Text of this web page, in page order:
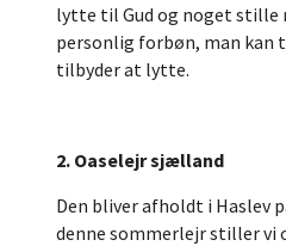
lytte til Gud og noget stille
personlig forbøn, man kan
tilbyder at lytte.
2. Oaselejr sjælland
Den bliver afholdt i Haslev
denne sommerlejr stiller vi